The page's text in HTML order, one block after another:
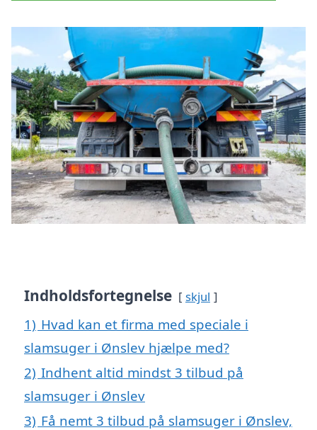
Indholdsfortegnelse skjul
1) Hvad kan et firma med speciale i
slamsuger i Ønslev hjælpe med?
2) Indhent altid mindst 3 tilbud på
slamsuger i Ønslev
3) Få nemt 3 tilbud på slamsuger i Ønslev,